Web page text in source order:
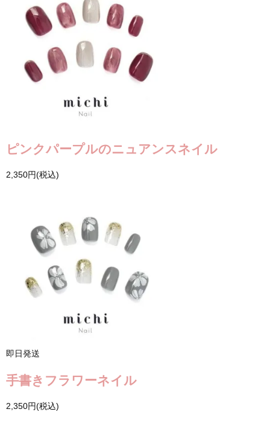
ピンクパープルのニュアンスネイル
2,350円(税込)
即日発送
手書きフラワーネイル
2,350円(税込)